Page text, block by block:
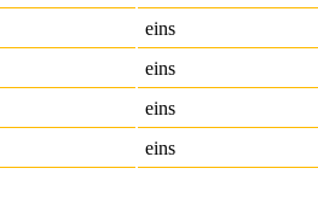
eins
eins
eins
eins